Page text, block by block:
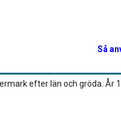
Så
efter län och gröda. År